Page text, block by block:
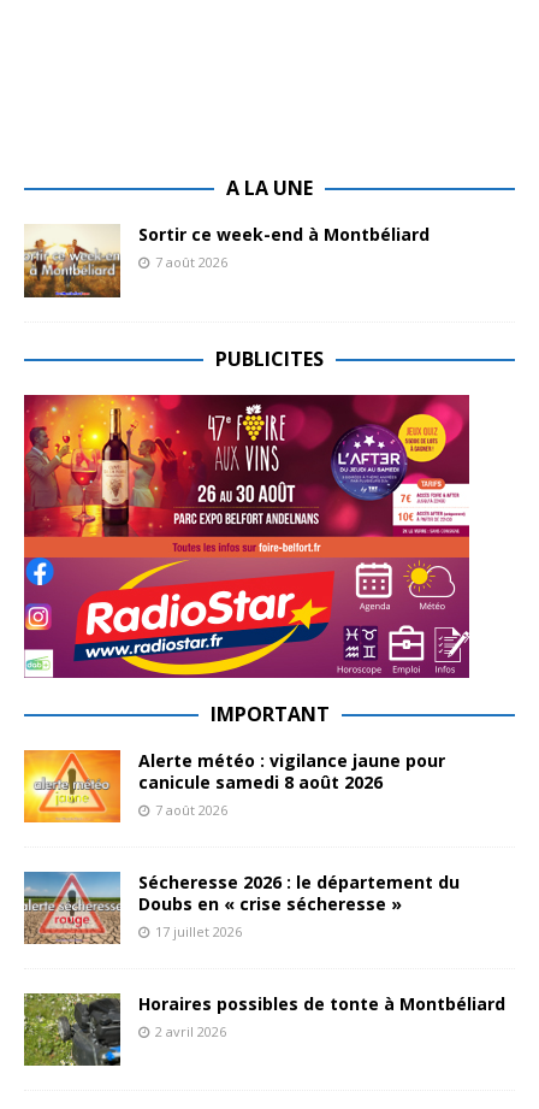
A LA UNE
Sortir ce week-end à Montbéliard
7 août 2026
PUBLICITES
IMPORTANT
Alerte météo : vigilance jaune pour
canicule samedi 8 août 2026
7 août 2026
Sécheresse 2026 : le département du
Doubs en « crise sécheresse »
17 juillet 2026
Horaires possibles de tonte à Montbéliard
2 avril 2026